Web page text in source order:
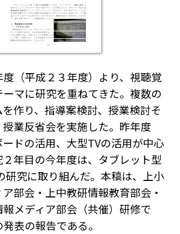
（平成２３年度）より、視聴覚
マに研究を重ねてきた。複数の
作り、指導案検討、授業検討そ
授業反省会を実施した。昨年度
ドの活用、大型TVの活用が中心
２年目の今年度は、タブレット型
研究に取り組んだ。本稿は、上小
部会・上中教研情報教育部会・
報メディア部会（共催）研修で
表の報告である。